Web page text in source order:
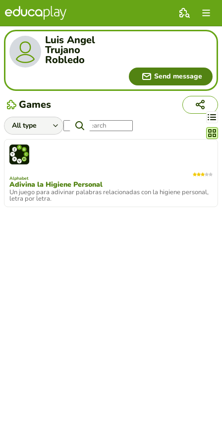
Luis Angel
Trujano
Robledo
Send message
Games
Alphabet
Adivina la Higiene Personal
Un juego para adivinar palabras relacionadas con la higiene personal,
letra por letra.